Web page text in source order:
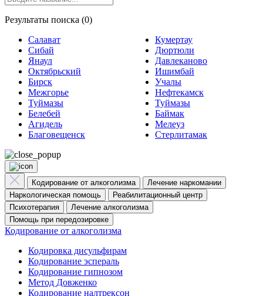
Результаты поиска (0)
Салават
Кумертау
Сибай
Дюртюли
Янаул
Давлеканово
Октябрьский
Ишимбай
Бирск
Учалы
Межгорье
Нефтекамск
Туймазы
Туймазы
Белебей
Баймак
Агидель
Мелеуз
Благовещенск
Стерлитамак
Кодирование от алкоголизма
Лечение наркомании
Наркологическая помощь
Реабилитационный центр
Психотерапия
Лечение алкоголизма
Помощь при передозировке
Кодирование от алкоголизма
Кодировка дисульфирам
Кодирование эспераль
Кодирование гипнозом
Метод Довженко
Кодирование налтрексон